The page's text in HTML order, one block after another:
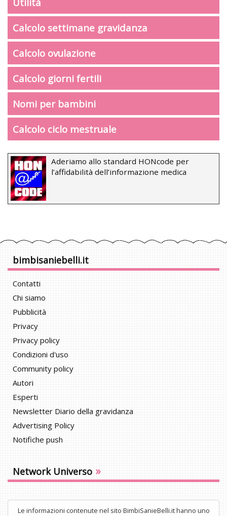
Calcolo settimane gravidanza
Calcolo ovulazione
Calcolo giorni fertili
Nomi per bambini
Calcolo ciclo mestruale
Aderiamo allo standard HONcode per
l’affidabilità dell’informazione medica
bimbisaniebelli.it
Contatti
Chi siamo
Pubblicità
Privacy
Privacy policy
Condizioni d'uso
Community policy
Autori
Esperti
Newsletter Diario della gravidanza
Advertising Policy
Notifiche push
Network Universo »
Le informazioni contenute nel sito BimbiSanieBelli.it hanno uno